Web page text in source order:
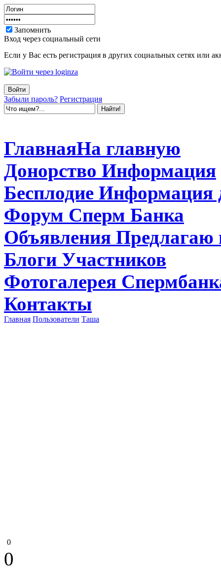
Запомнить
Вход через социальный сети
Если у Вас есть регистрация в других социальных сетях или
Забыли пароль? Регистрация
ГлавнаяНа главную
Донорство Информация
Бесплодие
Форум Сперм Банка
Объявления Предлагаю
Блоги Участников
Фотогалерея
Контакты
Главная Пользователи Таша
0
0